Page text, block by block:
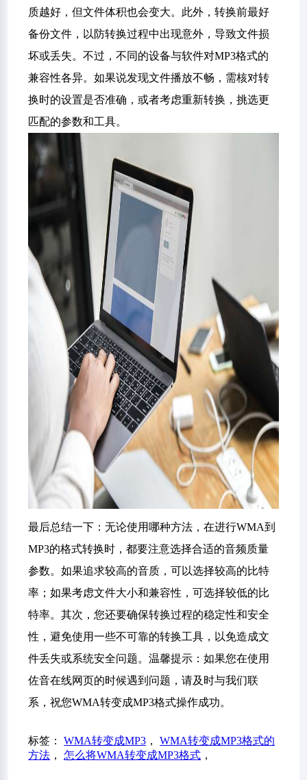
质越好，但文件体积也会变大。此外，转换前最好
备份文件，以防转换过程中出现意外，导致文件损
坏或丢失。不过，不同的设备与软件对MP3格式的
兼容性各异。如果说发现文件播放不畅，需核对转
换时的设置是否准确，或者考虑重新转换，挑选更
匹配的参数和工具。
最后总结一下：无论使用哪种方法，在进行WMA到
MP3的格式转换时，都要注意选择合适的音频质量
参数。如果追求较高的音质，可以选择较高的比特
率；如果考虑文件大小和兼容性，可选择较低的比
特率。其次，您还要确保转换过程的稳定性和安全
性，避免使用一些不可靠的转换工具，以免造成文
件丢失或系统安全问题。温馨提示：如果您在使用
佐音在线网页的时候遇到问题，请及时与我们联
系，祝您WMA转变成MP3格式操作成功。
标签：WMA转变成MP3 ，WMA转变成MP3格式的
方法 ，怎么将WMA转变成MP3格式 ，